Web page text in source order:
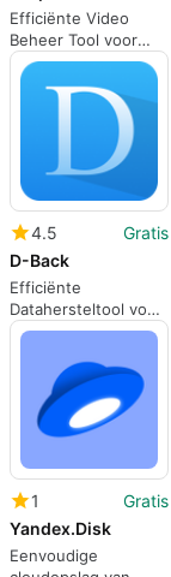
Efficiënte Video
Beheer Tool voor
Android
4.5
Gratis
D-Back
Efficiënte
Datahersteltool voor
Android
1
Gratis
Yandex.Disk
Eenvoudige